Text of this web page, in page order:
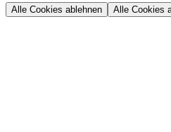
Alle Cookies ablehnen Alle Cookies